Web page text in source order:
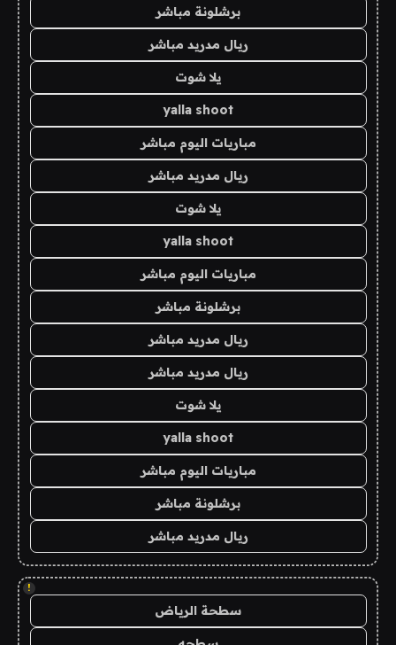
برشلونة مباشر
ريال مدريد مباشر
يلا شوت
yalla shoot
مباريات اليوم مباشر
ريال مدريد مباشر
يلا شوت
yalla shoot
مباريات اليوم مباشر
برشلونة مباشر
ريال مدريد مباشر
ريال مدريد مباشر
يلا شوت
yalla shoot
مباريات اليوم مباشر
برشلونة مباشر
ريال مدريد مباشر
!
سطحة الرياض